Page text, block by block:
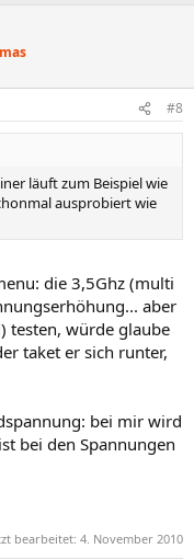
#8
läuft zum Beispiel wie
ausprobiert wie
die 3,5Ghz (multi
aber
testen, würde glaube
taket er sich runter,
bei mir wird
bei den Spannungen
bearbeitet: 4. November 2010